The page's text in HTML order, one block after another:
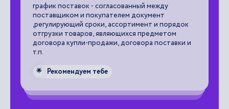
график поставок - согласованный между
поставщиком и покупателем документ
,регулирующий сроки, ассортимент и порядок
отгрузки товаров, являющихся предметом
договора купли-продажи, договора поставки и
т.п.
🌟 Рекомендуем тебе